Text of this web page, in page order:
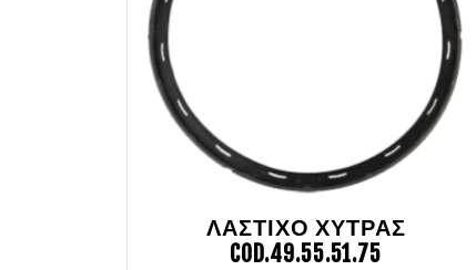
ΛΑΣΤΙΧΟ ΧΥΤΡΑΣ
COD.49.55.51.75